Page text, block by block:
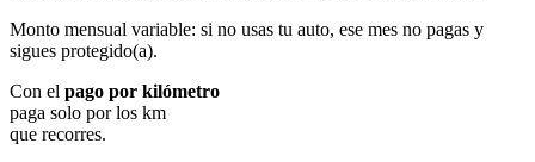
Monto mensual variable: si no usas tu auto, ese mes no pagas y
sigues protegido(a).
Con el pago por kilómetro
paga solo por los km
que recorres.